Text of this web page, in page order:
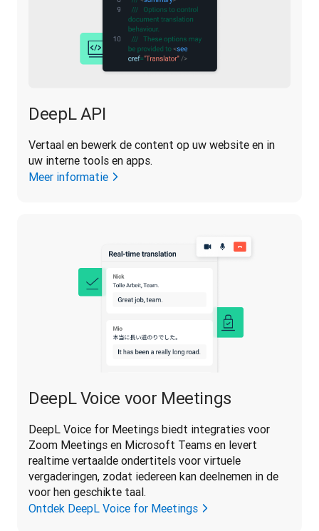
DeepL API
Vertaal en bewerk de content op uw website en in
uw interne tools en apps.
Meer informatie
DeepL Voice voor Meetings
DeepL Voice for Meetings biedt integraties voor
Zoom Meetings en Microsoft Teams en levert
realtime vertaalde ondertitels voor virtuele
vergaderingen, zodat iedereen kan deelnemen in de
voor hen geschikte taal.
Ontdek DeepL Voice for Meetings